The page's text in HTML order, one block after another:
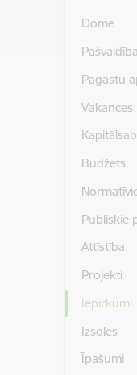
Dome
Pagastu
Vakances
Budžets
Publiskie
Attīstība
Projekti
Iepirkumi
Izsoles
Īpašumi